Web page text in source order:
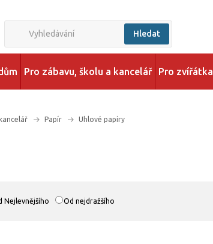
Hledat
Pro zábavu, školu a kancelář Pro zvířátka
Papír Uhlové papíry
Nejlevnějšího Od nejdražšího